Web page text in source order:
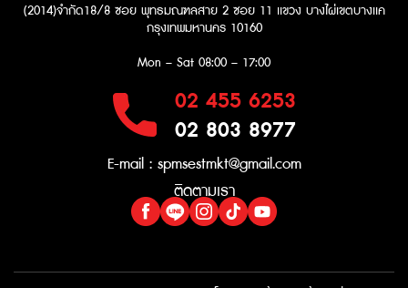
(2014)จำกัด​18/8 ซอย พุทธมณฑลสาย 2 ซอย 11 เเขวง บางไผ่เขตบางเเค
กรุงเทพมหานคร 10160
Mon – Sat 08:00 – 17:00
02 455 6253
02 803 8977
E-mail : spmsestmkt@gmail.com
ติดตามเรา